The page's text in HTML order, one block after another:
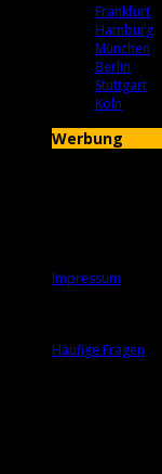
Frankfurt
Hamburg
München
Berlin
Stuttgart
Köln
Werbung
Impressum
Häufige Fragen